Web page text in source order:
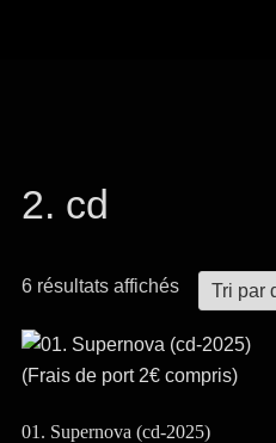
2. cd
6 résultats affichés
01. Supernova (cd-2025)